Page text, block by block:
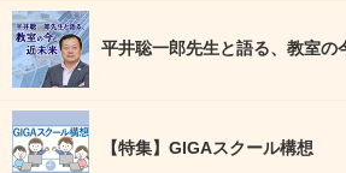
平井聡一郎先生と語る、教室の
【特集】GIGAスクール構想